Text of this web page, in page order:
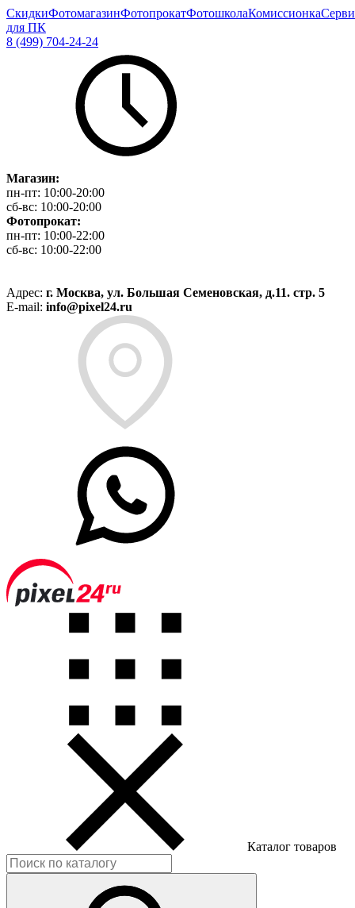
СкидкиФотомагазинФотопрокатФотошколаКомиссионка
для ПК
8 (499) 704-24-24
Магазин:
пн-пт: 10:00-20:00
сб-вс: 10:00-20:00
Фотопрокат:
пн-пт: 10:00-22:00
сб-вс: 10:00-22:00
Адрес: г. Москва, ул. Большая Семеновская, д.11. стр. 5
E-mail: info@pixel24.ru
Каталог товаров